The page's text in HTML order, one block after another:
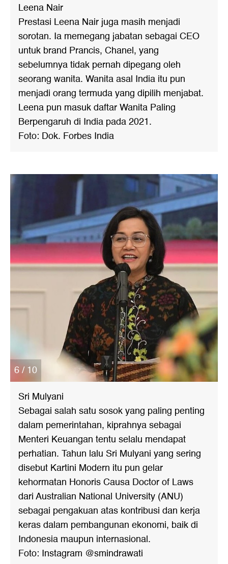
Leena Nair
Prestasi Leena Nair juga masih menjadi
sorotan. Ia memegang jabatan sebagai CEO
untuk brand Prancis, Chanel, yang
sebelumnya tidak pernah dipegang oleh
seorang wanita. Wanita asal India itu pun
menjadi orang termuda yang dipilih menjabat.
Leena pun masuk daftar Wanita Paling
Berpengaruh di India pada 2021.
Foto: Dok. Forbes India
6 / 10
Sri Mulyani
Sebagai salah satu sosok yang paling penting
dalam pemerintahan, kiprahnya sebagai
Menteri Keuangan tentu selalu mendapat
perhatian. Tahun lalu Sri Mulyani yang sering
disebut Kartini Modern itu pun gelar
kehormatan Honoris Causa Doctor of Laws
dari Australian National University (ANU)
sebagai pengakuan atas kontribusi dan kerja
keras dalam pembangunan ekonomi, baik di
Indonesia maupun internasional.
Foto: Instagram @smindrawati